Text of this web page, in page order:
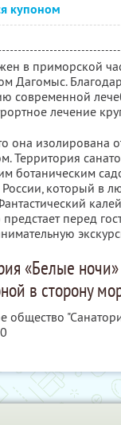
купоном
в приморской
Дагомыс.
современной
лечение
она изолирована
ботаническим
который в
перед
«Белые
в сторону
общество